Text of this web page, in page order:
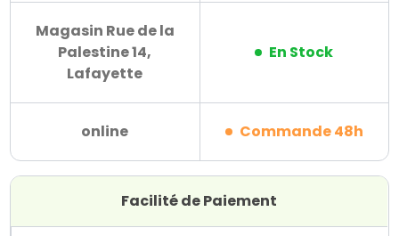
Magasin Rue de la
Palestine 14,
Lafayette
En Stock
online Commande 48h
Facilité de Paiement